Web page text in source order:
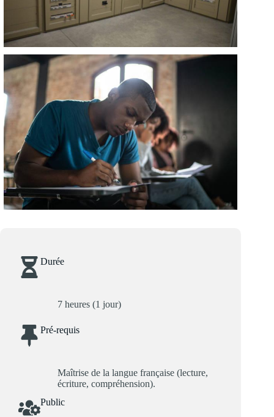
Durée
7 heures (1 jour)
Pré-requis
Maîtrise de la langue française (lecture,
écriture, compréhension).
Public